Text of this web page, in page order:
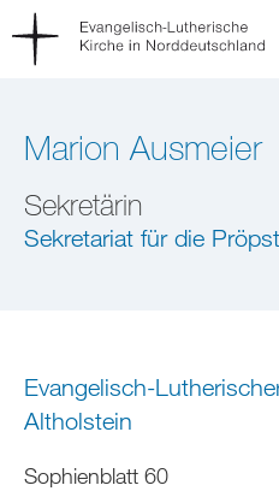
Marion Ausmeier
Sekretärin
Sekretariat für die
Evangelisch-
Altholstein
Sophienblatt 60